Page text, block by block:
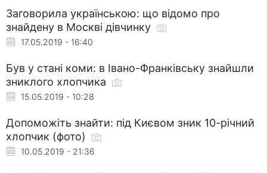
Заговорила українською: що відомо про
знайдену в Москві дівчинку
17.05.2019 - 16:40
Був у стані коми: в Івано-Франківську знайшли
зниклого хлопчика
15.05.2019 - 10:28
Допоможіть знайти: під Києвом зник 10-річний
хлопчик (фото)
10.05.2019 - 21:36